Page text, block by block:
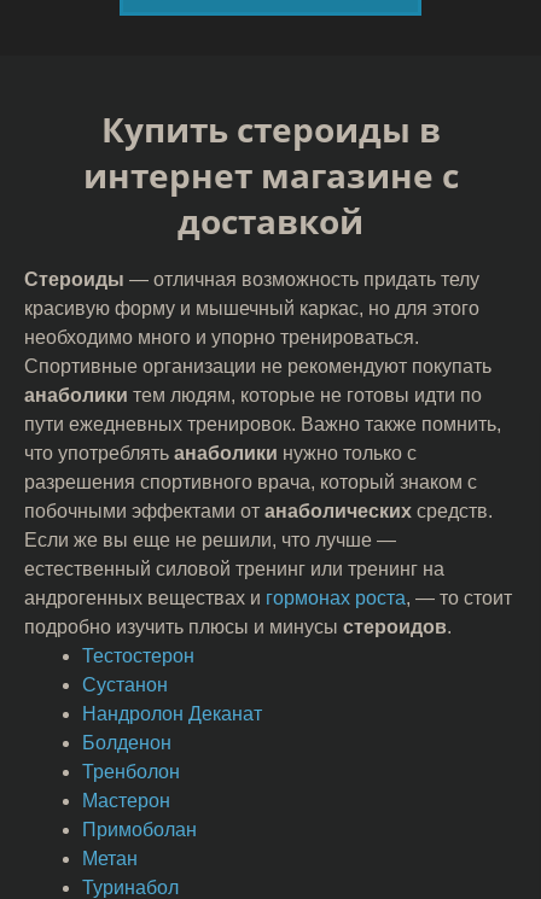
Купить стероиды в
интернет магазине с
доставкой
Стероиды — отличная возможность придать телу
красивую форму и мышечный каркас, но для этого
необходимо много и упорно тренироваться.
Спортивные организации не рекомендуют покупать
анаболики тем людям, которые не готовы идти по
пути ежедневных тренировок. Важно также помнить,
что употреблять анаболики нужно только с
разрешения спортивного врача, который знаком с
побочными эффектами от анаболических средств.
Если же вы еще не решили, что лучше —
естественный силовой тренинг или тренинг на
андрогенных веществах и гормонах роста, — то стоит
подробно изучить плюсы и минусы стероидов.
Тестостерон
Сустанон
Нандролон Деканат
Болденон
Тренболон
Мастерон
Примоболан
Метан
Туринабол